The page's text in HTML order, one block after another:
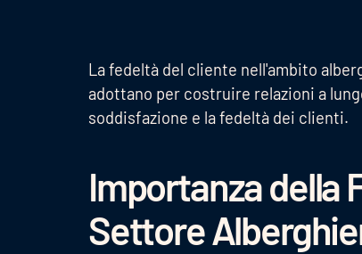
La fedeltà del cliente nell'ambito
adottano per costruire relazioni a
soddisfazione e la fedeltà dei clienti.
Importanza della
Settore